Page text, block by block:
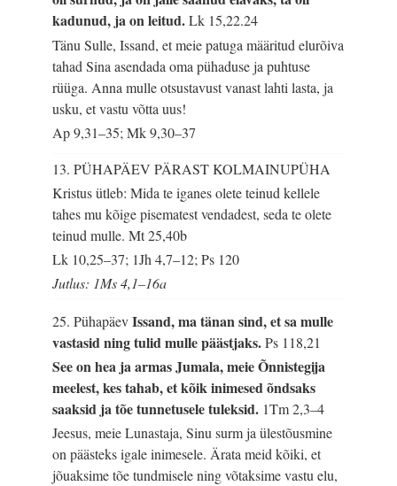
kadunud, ja on leitud.Lk 15,22.24
Tänu Sulle, Issand, et meie patuga määritud elurõiva
tahad Sina asendada oma pühaduse ja puhtuse
rüüga. Anna mulle otsustavust vanast lahti lasta, ja
usku, et vastu võtta uus!
Ap 9,31–35; Mk 9,30–37
13. PÜHAPÄEV PÄRAST KOLMAINUPÜHA
Kristus ütleb: Mida te iganes olete teinud kellele
tahes mu kõige pisematest vendadest, seda te olete
teinud mulle.Mt 25,40b
Lk 10,25–37; 1Jh 4,7–12; Ps 120
Jutlus: 1Ms 4,1–16a
25. PühapäevIssand, ma tänan sind, et sa mulle
vastasid ning tulid mulle päästjaks.Ps 118,21
See on hea ja armas Jumala, meie Õnnistegija
meelest, kes tahab, et kõik inimesed õndsaks
saaksid ja tõe tunnetusele tuleksid. 1Tm 2,3–4
Jeesus, meie Lunastaja, Sinu surm ja ülestõusmine
on päästeks igale inimesele. Ärata meid kõiki, et
jõuaksime tõe tundmisele ning võtaksime vastu elu,